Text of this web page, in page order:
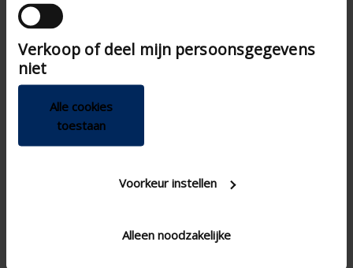
andere informatie die u aan ze heeft verstrekt of
die ze hebben verzameld op basis van uw gebruik
van hun services.
Verkoop of deel mijn persoonsgegevens
niet
Alle cookies
toestaan
Voorkeur instellen
Alleen noodzakelijke
Accessoire voor ventilatiebuizen en -kanalen
Eenvoudige en snelle montage
Mof